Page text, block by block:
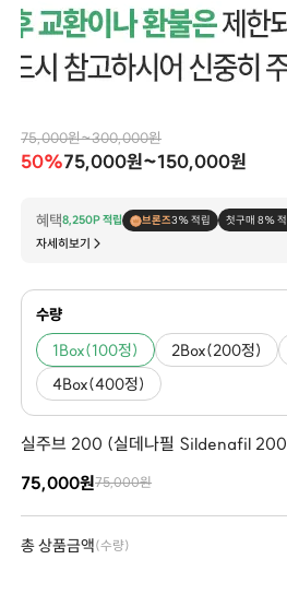
75,000원~300,000원
50%75,000원~150,000원
혜택8,250P 적립 브론즈3% 적립 첫구매 8%
자세히보기
수량
1Box(100정) 2Box(200정)
4Box(400정)
실주브 200 (실데나필 Sildenafil
75,000원75,000원
총 상품금액(수량)